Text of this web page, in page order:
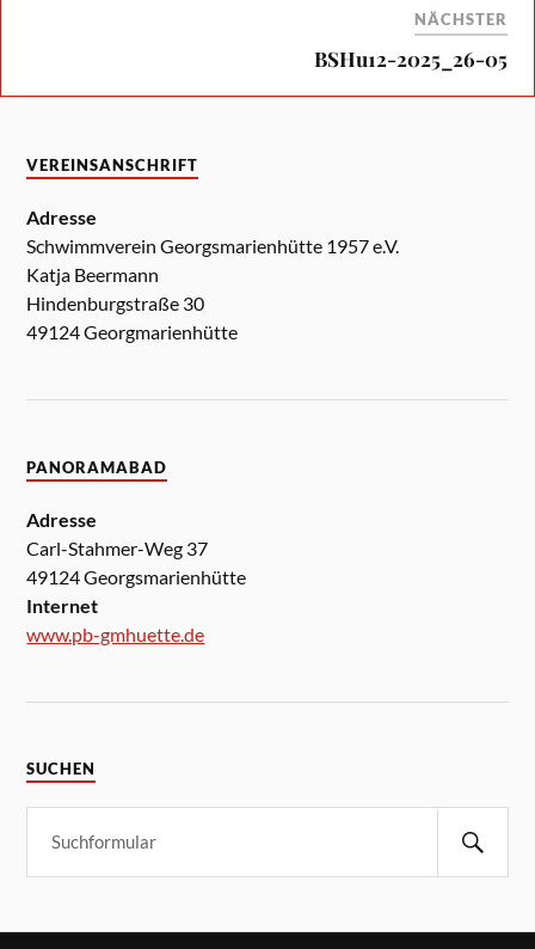
NÄCHSTER
BSHu12-2025_26-05
VEREINSANSCHRIFT
Adresse
Schwimmverein Georgsmarienhütte 1957 e.V.
Katja Beermann
Hindenburgstraße 30
49124 Georgmarienhütte
PANORAMABAD
Adresse
Carl-Stahmer-Weg 37
49124 Georgsmarienhütte
Internet
www.pb-gmhuette.de
SUCHEN